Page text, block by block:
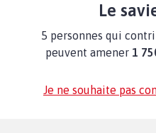
Le
5 personnes qui
peuvent amener 1
Je ne souhaite pas